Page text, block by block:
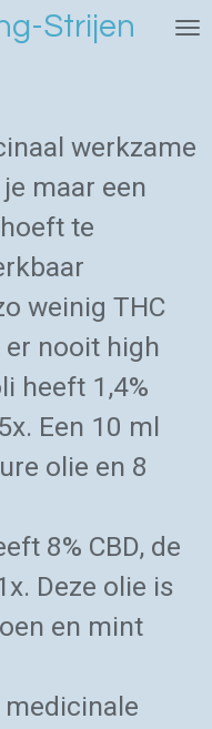
Strijen
werkzame
maar een
te
weinig THC
er nooit high
heeft 1,4%
Een 10 ml
olie en 8
8% CBD, de
Deze olie is
en mint
medicinale